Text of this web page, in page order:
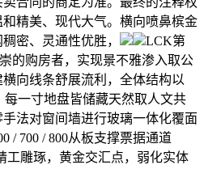
精美、现代大气。横向喷鼻槟金
密、灵通性优胜，
LCK第
的购房者，实现景不雅渗入取公
向线条舒展流利，全体结构以
每一寸地盘皆储藏天然取人文共
法对窗间墙进行玻璃一体化覆面
/ 700 / 800从板支撑票据通道
工雕琢，黄金交汇点，弱化实体